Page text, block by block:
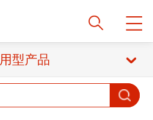
型产品